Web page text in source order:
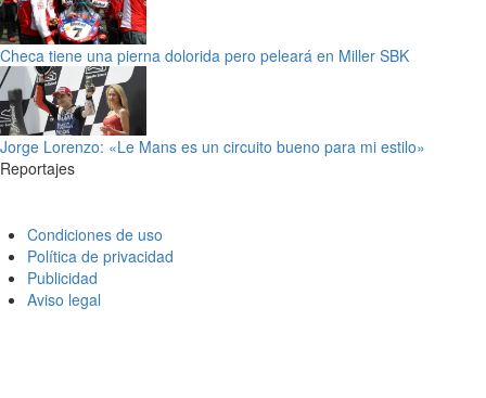
Checa tiene una pierna dolorida pero peleará en Miller SBK
Jorge Lorenzo: «Le Mans es un circuito bueno para mi estilo»
Reportajes
Condiciones de uso
Política de privacidad
Publicidad
Aviso legal